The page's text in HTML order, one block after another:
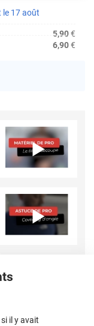
le 17 août
5,90€
6,90€
il y avait